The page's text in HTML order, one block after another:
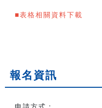
■表格相關資料下載
報名資訊